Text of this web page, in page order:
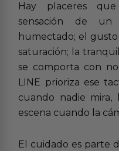
Hay placeres
sensación de un
humectado; el
saturación; la
se comporta con
LINE prioriza ese
cuando nadie
escena cuando la
El cuidado es parte